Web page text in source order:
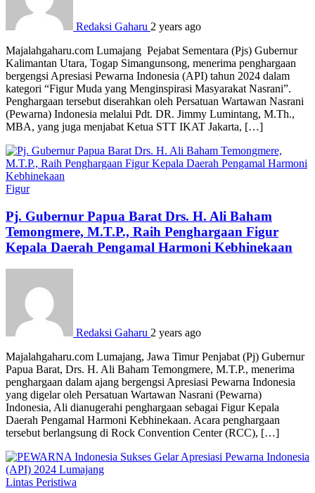
Redaksi Gaharu 2 years ago
Majalahgaharu.com Lumajang Pejabat Sementara (Pjs) Gubernur
Kalimantan Utara, Togap Simangunsong, menerima penghargaan
bergengsi Apresiasi Pewarna Indonesia (API) tahun 2024 dalam
kategori “Figur Muda yang Menginspirasi Masyarakat Nasrani”.
Penghargaan tersebut diserahkan oleh Persatuan Wartawan Nasrani
(Pewarna) Indonesia melalui Pdt. DR. Jimmy Lumintang, M.Th.,
MBA, yang juga menjabat Ketua STT IKAT Jakarta, […]
Figur
Pj. Gubernur Papua Barat Drs. H. Ali Baham
Temongmere, M.T.P., Raih Penghargaan Figur
Kepala Daerah Pengamal Harmoni Kebhinekaan
Redaksi Gaharu 2 years ago
Majalahgaharu.com Lumajang, Jawa Timur Penjabat (Pj) Gubernur
Papua Barat, Drs. H. Ali Baham Temongmere, M.T.P., menerima
penghargaan dalam ajang bergengsi Apresiasi Pewarna Indonesia
yang digelar oleh Persatuan Wartawan Nasrani (Pewarna)
Indonesia, Ali dianugerahi penghargaan sebagai Figur Kepala
Daerah Pengamal Harmoni Kebhinekaan. Acara penghargaan
tersebut berlangsung di Rock Convention Center (RCC), […]
Lintas Peristiwa